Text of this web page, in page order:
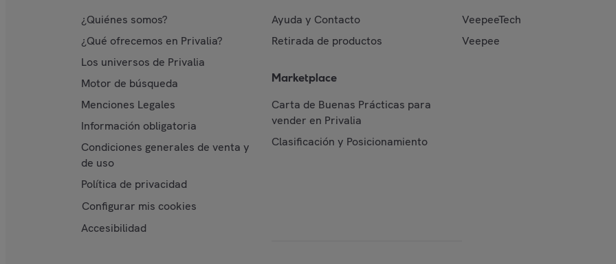
¿Quiénes somos?
¿Qué ofrecemos en Privalia?
Los universos de Privalia
Motor de búsqueda
Menciones Legales
Información obligatoria
Condiciones generales de venta y
de uso
Política de privacidad
Configurar mis cookies
Accesibilidad
Ayuda y Contacto
Retirada de productos
Marketplace
Carta de Buenas Prácticas para
vender en Privalia
Clasificación y Posicionamiento
VeepeeTech
Veepee